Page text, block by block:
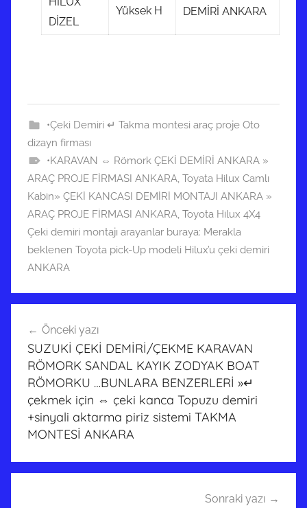
DİZEL
Yüksek H
DEMİRİ ANKARA
•Çeki Demiri ↵ Takma montesi araç proje Oto
dizayn firması
•KARAVAN ⇔ Römork ÇEKİ DEMİRİ ANKARA »
ARAÇ PROJE FİRMASI ANKARA, Toyata Hilux Camlı
Kabin» ÇEKİ KANCASI DEMİRİ MONTAJI ANKARA »
ARAÇ PROJE FİRMASI ANKARA, Toyota Hilux 4X4
Çeki demiri montajı arayanlar buraya: Merakla
beklenen Toyota pick-Up modeli Hilux’u çeki demiri
ANKARA
gezinmesi
Önceki yazı
SUZUKİ ÇEKİ DEMİRİ/ÇEKME KARAVAN
RÖMORK SANDAL KAYIK ZODYAK BOAT
RÖMORKU …BUNLARA BENZERLERİ »↵
çekmek için ⇔ çeki kanca Topuzu demiri
+sinyali aktarma piriz sistemi TAKMA
MONTESİ ANKARA
Sonraki yazı